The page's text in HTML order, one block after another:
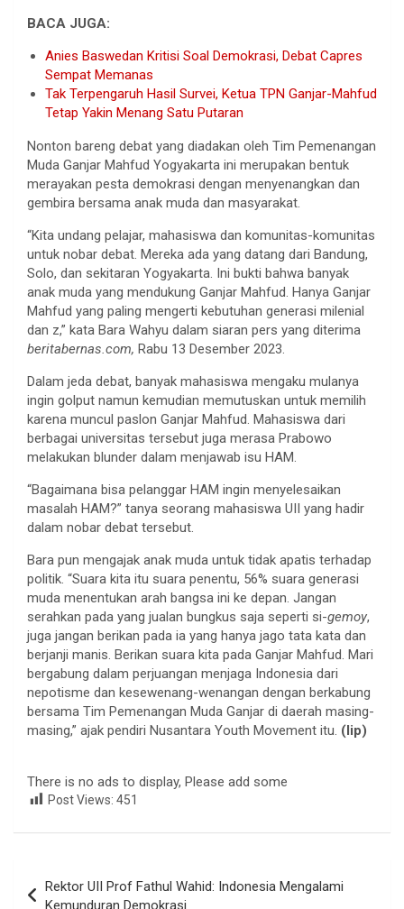
BACA JUGA:
Anies Baswedan Kritisi Soal Demokrasi, Debat Capres
Sempat Memanas
Tak Terpengaruh Hasil Survei, Ketua TPN Ganjar-Mahfud
Tetap Yakin Menang Satu Putaran
Nonton bareng debat yang diadakan oleh Tim Pemenangan
Muda Ganjar Mahfud Yogyakarta ini merupakan bentuk
merayakan pesta demokrasi dengan menyenangkan dan
gembira bersama anak muda dan masyarakat.
“Kita undang pelajar, mahasiswa dan komunitas-komunitas
untuk nobar debat. Mereka ada yang datang dari Bandung,
Solo, dan sekitaran Yogyakarta. Ini bukti bahwa banyak
anak muda yang mendukung Ganjar Mahfud. Hanya Ganjar
Mahfud yang paling mengerti kebutuhan generasi milenial
dan z,” kata Bara Wahyu dalam siaran pers yang diterima
beritabernas.com, Rabu 13 Desember 2023.
Dalam jeda debat, banyak mahasiswa mengaku mulanya
ingin golput namun kemudian memutuskan untuk memilih
karena muncul paslon Ganjar Mahfud. Mahasiswa dari
berbagai universitas tersebut juga merasa Prabowo
melakukan blunder dalam menjawab isu HAM.
“Bagaimana bisa pelanggar HAM ingin menyelesaikan
masalah HAM?” tanya seorang mahasiswa UII yang hadir
dalam nobar debat tersebut.
Bara pun mengajak anak muda untuk tidak apatis terhadap
politik. “Suara kita itu suara penentu, 56% suara generasi
muda menentukan arah bangsa ini ke depan. Jangan
serahkan pada yang jualan bungkus saja seperti si-gemoy,
juga jangan berikan pada ia yang hanya jago tata kata dan
berjanji manis. Berikan suara kita pada Ganjar Mahfud. Mari
bergabung dalam perjuangan menjaga Indonesia dari
nepotisme dan kesewenang-wenangan dengan berkabung
bersama Tim Pemenangan Muda Ganjar di daerah masing-
masing,” ajak pendiri Nusantara Youth Movement itu. (lip)
There is no ads to display, Please add some
Post Views: 451
pos
Rektor UII Prof Fathul Wahid: Indonesia Mengalami
Kemunduran Demokrasi